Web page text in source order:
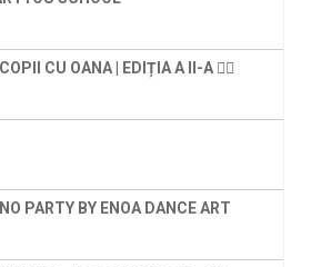
CU OANA | EDIȚIA A II-A 🧘‍♀️
PARTY BY ENOA DANCE ART